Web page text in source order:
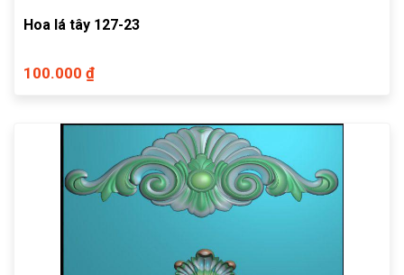
Hoa lá tây 127-23
100.000 ₫